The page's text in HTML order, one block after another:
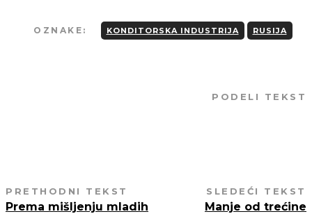
OZNAKE: KONDITORSKA INDUSTRIJA RUSIJA
PODELI TEKST
PRETHODNI TEKST
Prema mišljenju mladih
SLEDEĆI TEKST
Manje od trećine